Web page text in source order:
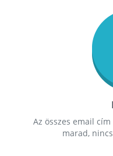
Az összes email
marad,